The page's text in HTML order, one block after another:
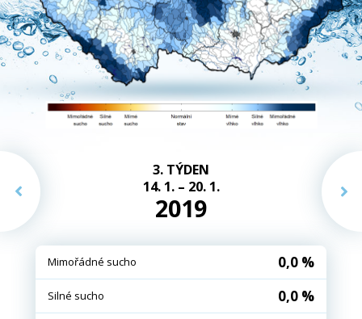
3. TÝDEN
14. 1. – 20. 1.
2019
Mimořádné sucho 0,0 %
Silné sucho 0,0 %